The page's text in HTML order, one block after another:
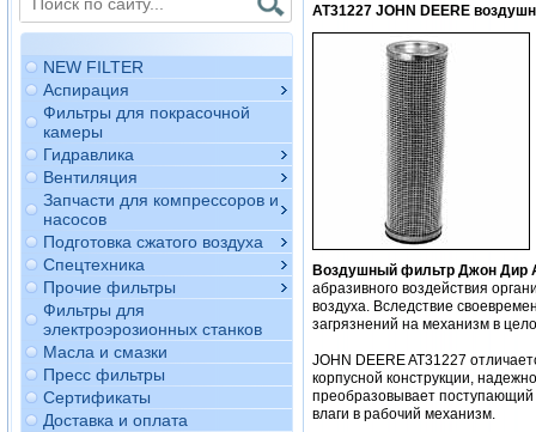
NEW FILTER
Аспирация
Фильтры для покрасочной
камеры
Гидравлика
Вентиляция
Запчасти для компрессоров и
насосов
Подготовка сжатого воздуха
Спецтехника
Прочие фильтры
Фильтры для
электроэрозионных станков
Масла и смазки
Пресс фильтры
Сертификаты
Доставка и оплата
AT31227 JOHN DEERE
Воздушный фильтр Джон Дир
абразивного воздействия
воздуха. Вследствие
загрязнений на механизм в
JOHN DEERE AT31227
корпусной конструкции,
преобразовывает поступающий
влаги в рабочий механизм.